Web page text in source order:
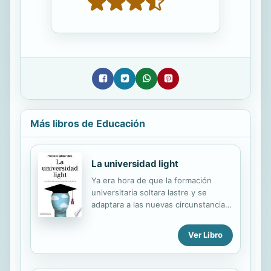
Más libros de Educación
La universidad light
Ya era hora de que la formación
universitaria soltara lastre y se
adaptara a las nuevas circunstancias;
no deberíamos estar tan satisfechos.
La razón de ser de esta emblemática
institución no es solo adaptarse a los
Ver Libro